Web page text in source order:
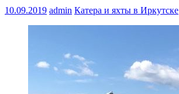
10.09.2019 admin Катера и яхты в Иркутске